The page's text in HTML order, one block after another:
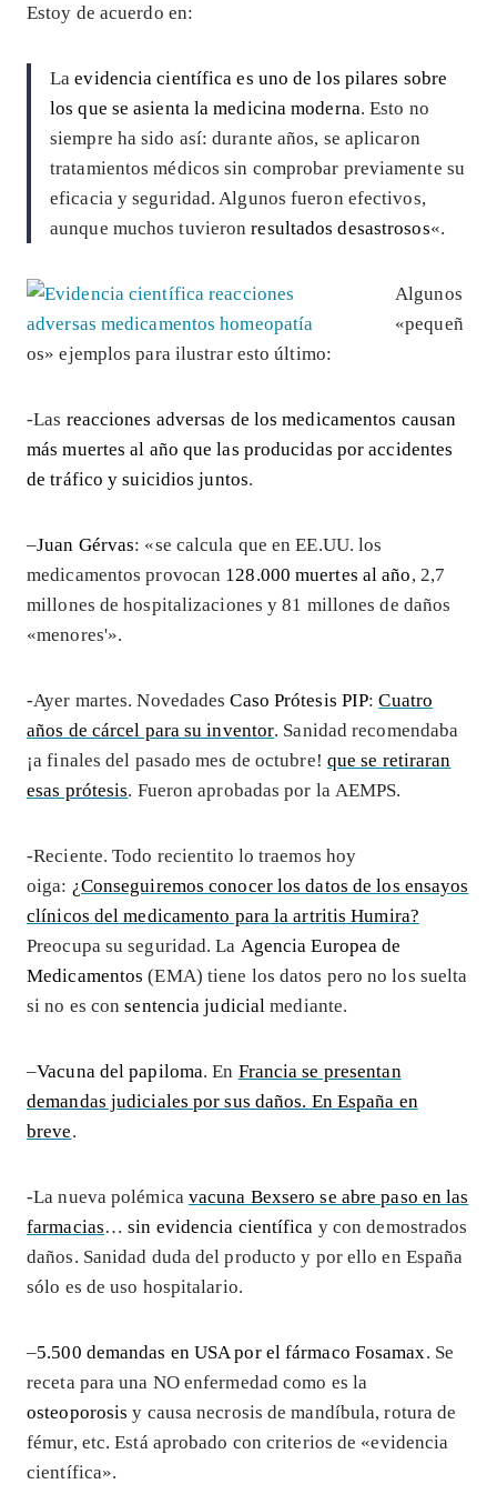
Estoy de acuerdo en:
Laevidencia científica es uno de los pilares sobre
los que se asienta la medicina moderna. Esto no
siempre ha sido así: durante años, se aplicaron
tratamientos médicos sin comprobar previamente su
eficacia y seguridad. Algunos fueron efectivos,
aunque muchos tuvieronresultados desastrosos«.
Algunos
«pequeñ
os» ejemplos para ilustrar esto último:
-Las reacciones adversas de los medicamentos causan
más muertes al año que las producidas por accidentes
de tráfico y suicidios juntos.
–Juan Gérvas: «se calcula que en EE.UU. los
medicamentos provocan 128.000 muertes al año, 2,7
millones de hospitalizaciones y 81 millones de daños
«menores'».
-Ayer martes. NovedadesCaso Prótesis PIP:Cuatro
años de cárcel para su inventor. Sanidad recomendaba
¡a finales del pasado mes de octubre! que se retiraran
esas prótesis. Fueron aprobadas por la AEMPS.
-Reciente. Todo recientito lo traemos hoy
oiga: ¿Conseguiremos conocer los datos de los ensayos
clínicos del medicamento para la artritis Humira?
Preocupa su seguridad. La Agencia Europea de
Medicamentos (EMA) tiene los datos pero no los suelta
si no es consentencia judicial mediante.
–Vacuna del papiloma. En Francia se presentan
demandas judiciales por sus daños. En España en
breve.
-La nueva polémica vacuna Bexsero se abre paso en las
farmacias…sin evidencia científica y con demostrados
daños. Sanidad duda del producto y por ello en España
sólo es de uso hospitalario.
–5.500 demandas en USA por el fármaco Fosamax. Se
receta para una NO enfermedad como es la
osteoporosis y causa necrosis de mandíbula, rotura de
fémur, etc. Está aprobado con criterios de «evidencia
científica».